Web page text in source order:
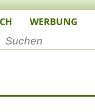
WERBUNG